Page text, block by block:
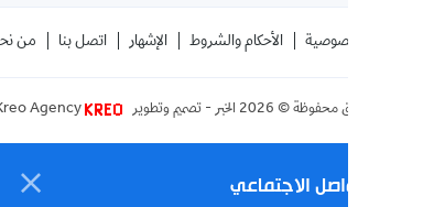
الأحكام والشروط الإشهار اتصل بنا من نحن
2026الخبر - تصميم وتطوير Kreo Agency
الاجتماعي